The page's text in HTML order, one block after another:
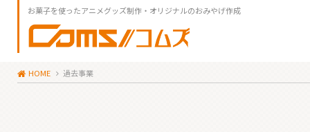
お菓子を使ったアニメグッズ制作・オリジナルのおみやげ作成
HOME 過去事業